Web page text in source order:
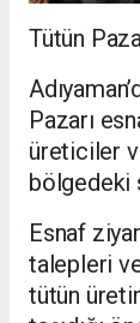
Tütün
Pazarı
üreticiler
bölgedeki
Esnaf
talepleri
tütün